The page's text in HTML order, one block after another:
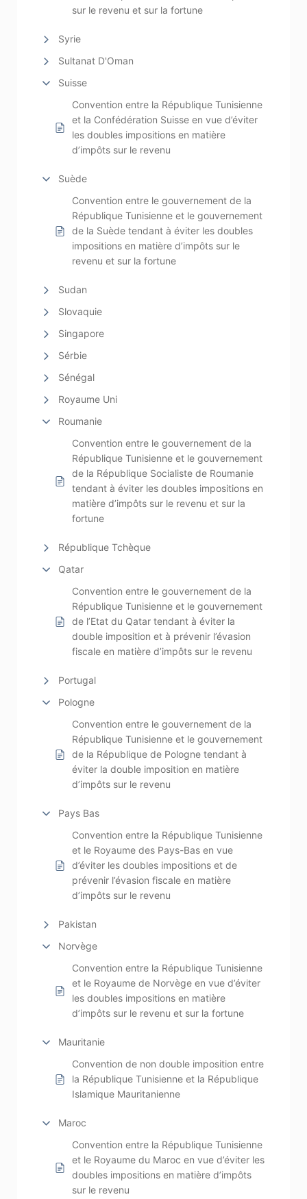
sur le revenu et sur la fortune
Syrie
Sultanat D'Oman
Suisse
Convention entre la République Tunisienne
et la Confédération Suisse en vue d’éviter
les doubles impositions en matière
d’impôts sur le revenu
Suède
Convention entre le gouvernement de la
République Tunisienne et le gouvernement
de la Suède tendant à éviter les doubles
impositions en matière d’impôts sur le
revenu et sur la fortune
Sudan
Slovaquie
Singapore
Sérbie
Sénégal
Royaume Uni
Roumanie
Convention entre le gouvernement de la
République Tunisienne et le gouvernement
de la République Socialiste de Roumanie
tendant à éviter les doubles impositions en
matière d’impôts sur le revenu et sur la
fortune
République Tchèque
Qatar
Convention entre le gouvernement de la
République Tunisienne et le gouvernement
de l’Etat du Qatar tendant à éviter la
double imposition et à prévenir l’évasion
fiscale en matière d’impôts sur le revenu
Portugal
Pologne
Convention entre le gouvernement de la
République Tunisienne et le gouvernement
de la République de Pologne tendant à
éviter la double imposition en matière
d’impôts sur le revenu
Pays Bas
Convention entre la République Tunisienne
et le Royaume des Pays-Bas en vue
d’éviter les doubles impositions et de
prévenir l’évasion fiscale en matière
d’impôts sur le revenu
Pakistan
Norvège
Convention entre la République Tunisienne
et le Royaume de Norvège en vue d’éviter
les doubles impositions en matière
d’impôts sur le revenu et sur la fortune
Mauritanie
Convention de non double imposition entre
la République Tunisienne et la République
Islamique Mauritanienne
Maroc
Convention entre la République Tunisienne
et le Royaume du Maroc en vue d’éviter les
doubles impositions en matière d’impôts
sur le revenu